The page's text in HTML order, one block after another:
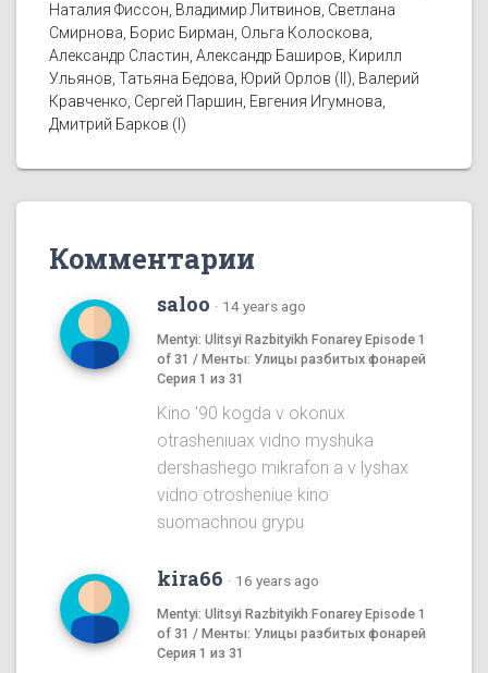
Наталия Фиссон, Владимир Литвинов, Светлана
Смирнова, Борис Бирман, Ольга Колоскова,
Александр Сластин, Александр Баширов, Кирилл
Ульянов, Татьяна Бедова, Юрий Орлов (II), Валерий
Кравченко, Сергей Паршин, Евгения Игумнова,
Дмитрий Барков (I)
Комментарии
saloo · 14 years ago
Mentyi: Ulitsyi Razbityikh Fonarey Episode 1
of 31 / Менты: Улицы разбитых фонарей
Серия 1 из 31
Kino '90 kogda v okonux
otrasheniuax vidno myshuka
dershashego mikrafon a v lyshax
vidno otrosheniue kino
suomachnou grypu
kira66 · 16 years ago
Mentyi: Ulitsyi Razbityikh Fonarey Episode 1
of 31 / Менты: Улицы разбитых фонарей
Серия 1 из 31